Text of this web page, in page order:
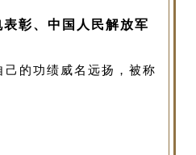
彰、中国人民解放军
的功绩威名远扬，被称